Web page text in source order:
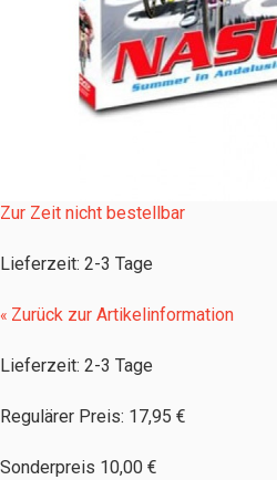
Zur Zeit nicht bestellbar
Lieferzeit: 2-3 Tage
« Zurück zur Artikelinformation
Lieferzeit: 2-3 Tage
Regulärer Preis: 17,95 €
Sonderpreis 10,00 €